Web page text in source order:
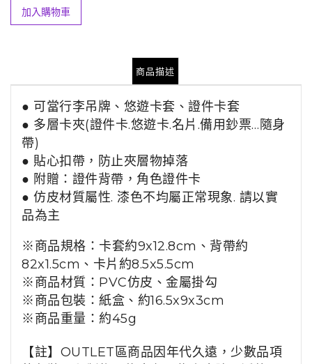
加入購物車
商品描述
● 可當行李吊牌、 悠遊卡套、 證件卡套
● 多層卡夾(證件卡.悠遊卡.名片.備用鈔票…隨身
帶)
● 貼心扣帶，防止夾層物掉落
● 附贈：證件背帶，角色證件卡
● 仿皮材質屬性. 漆色不均屬正常現象. 請以實
品為主
※商品規格： 卡套約9x12.8cm、背帶約
82x1.5cm、卡片約8.5x5.5cm
※商品材質： PVC仿皮、金屬掛勾
※商品包裝：紙盒、 約16.5x9x3cm
※商品重量：約45g
【註】OUTLET區商品因年代久遠，少數品項